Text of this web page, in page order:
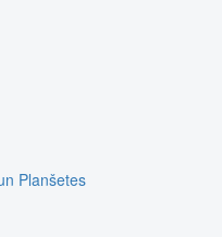
Planšetes